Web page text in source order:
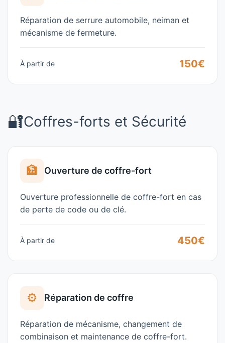
Réparation de serrure automobile, neiman et
mécanisme de fermeture.
À partir de 150€
🔐Coffres-forts et Sécurité
🏦 Ouverture de coffre-fort
Ouverture professionnelle de coffre-fort en cas
de perte de code ou de clé.
À partir de 450€
⚙️ Réparation de coffre
Réparation de mécanisme, changement de
combinaison et maintenance de coffre-fort.